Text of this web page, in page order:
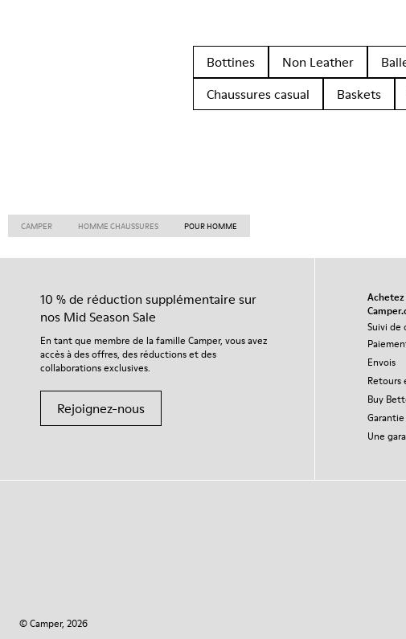
Bottines Non Leather
Chaussures casual
Baskets
CAMPER HOMME CHAUSSURES POUR HOMME
10 % de réduction supplémentaire sur
nos Mid Season Sale
En tant que membre de la famille Camper, vous avez
accès à des offres, des réductions et des
collaborations exclusives.
Rejoignez-nous
Suivi de
Envois
Retours
Buy
Une
© Camper, 2026